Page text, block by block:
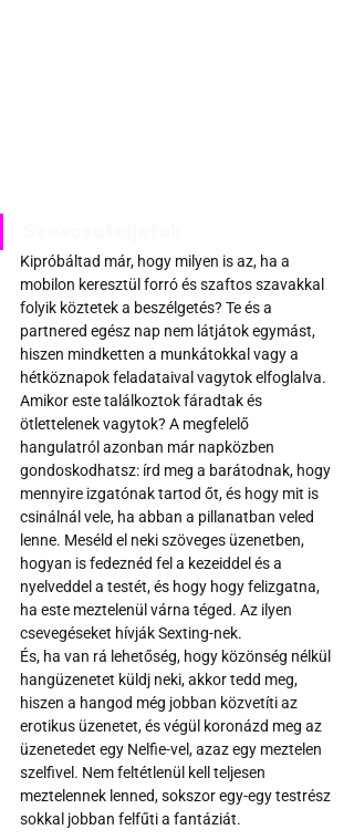
Kipróbáltad már, hogy milyen is az, ha a
mobilon keresztül forró és szaftos szavakkal
folyik köztetek a beszélgetés? Te és a
partnered egész nap nem látjátok egymást,
hiszen mindketten a munkátokkal vagy a
hétköznapok feladataival vagytok elfoglalva.
Amikor este találkoztok fáradtak és
ötlettelenek vagytok? A megfelelő
hangulatról azonban már napközben
gondoskodhatsz: írd meg a barátodnak, hogy
mennyire izgatónak tartod őt, és hogy mit is
csinálnál vele, ha abban a pillanatban veled
lenne. Meséld el neki szöveges üzenetben,
hogyan is fedeznéd fel a kezeiddel és a
nyelveddel a testét, és hogy hogy felizgatna,
ha este meztelenül várna téged. Az ilyen
csevegéseket hívják Sexting-nek.
És, ha van rá lehetőség, hogy közönség nélkül
hangüzenetet küldj neki, akkor tedd meg,
hiszen a hangod még jobban közvetíti az
erotikus üzenetet, és végül koronázd meg az
üzenetedet egy Nelfie-vel, azaz egy meztelen
szelfivel. Nem feltétlenül kell teljesen
meztelennek lenned, sokszor egy-egy testrész
sokkal jobban felfűti a fantáziát.